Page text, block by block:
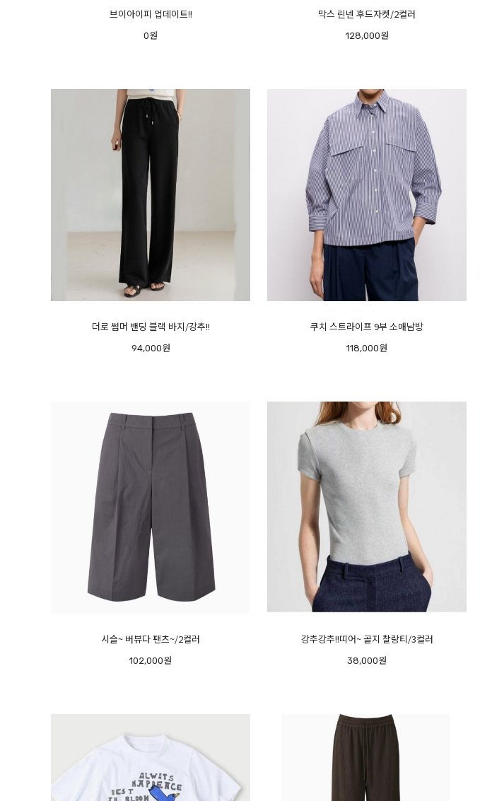
브이아이피 업데이트!!
0원
막스 린넨 후드자켓/2컬러
128,000원
더로 썸머 밴딩 블랙 바지/강추!!
94,000원
쿠치 스트라이프 9부 소매남방
118,000원
시슬~ 버뷰다 팬츠~/2컬러
102,000원
강추강추!!띠어~ 골지 찰랑티/3컬러
38,000원